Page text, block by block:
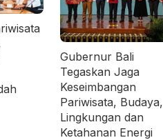
Gubernur Bali
Tegaskan Jaga
Keseimbangan
Pariwisata, Budaya,
Lingkungan dan
Ketahanan Energi